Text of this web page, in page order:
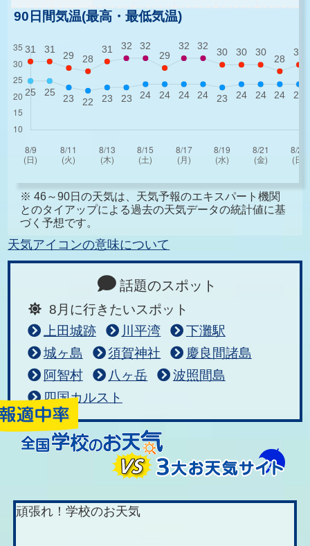
90日間気温(最高・最低気温)
※ 46～90日の天気は、天気予報のエキスパート機関
とのタイアップによる過去の天気データの統計値に基
づく予想です。
天気アイコンの意味について
話題のスポット
8月に行きたいスポット
上田城跡
川平湾
下灘駅
城ヶ島
須賀神社
慶良間諸島
阿智村
八ヶ岳
波照間島
四国カルスト
頑張れ！学校のお天気